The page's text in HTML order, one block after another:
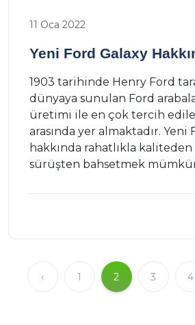
11 Oca 2022
Yeni Ford Galaxy
1903 tarihinde Henry Ford
dünyaya sunulan Ford
üretimi ile en çok tercih
arasında yer almaktadır. Yeni
hakkında rahatlıkla
sürüşten bahsetmek
‹ 1 2 3 4